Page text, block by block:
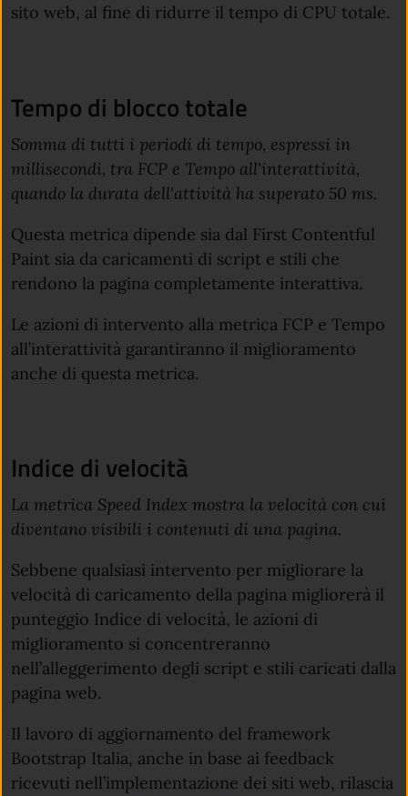
sito web, al fine di ridurre il tempo di CPU totale.
Tempo di blocco totale
Somma di tutti i periodi di tempo, espressi in
millisecondi, tra FCP e Tempo all'interattività,
quando la durata dell'attività ha superato 50 ms.
Questa metrica dipende sia dal First Contentful
Paint sia da caricamenti di script e stili che
rendono la pagina completamente interattiva.
Le azioni di intervento alla metrica FCP e Tempo
all’interattività garantiranno il miglioramento
anche di questa metrica.
Indice di velocità
La metrica Speed Index mostra la velocità con cui
diventano visibili i contenuti di una pagina.
Sebbene qualsiasi intervento per migliorare la
velocità di caricamento della pagina migliorerà il
punteggio Indice di velocità, le azioni di
miglioramento si concentreranno
nell’alleggerimento degli script e stili caricati dalla
pagina web.
Il lavoro di aggiornamento del framework
Bootstrap Italia, anche in base ai feedback
ricevuti nell’implementazione dei siti web, rilascia